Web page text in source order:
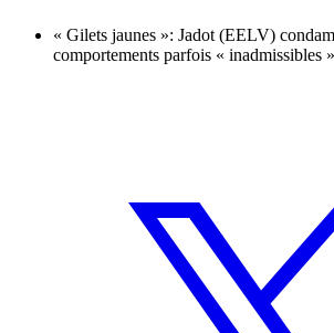
« Gilets jaunes »: Jadot (EELV)
comportements parfois « inadmissibles »